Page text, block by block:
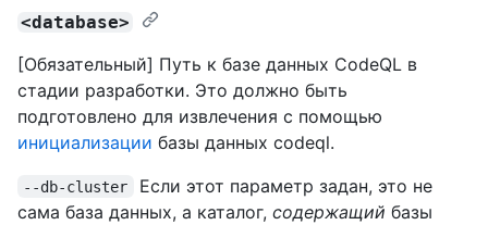
<database>
[Обязательный] Путь к базе данных CodeQL в
стадии разработки. Это должно быть
подготовлено для извлечения с помощью
инициализации базы данных codeql.
--db-cluster
Если этот параметр задан, это не
сама база данных, а каталог, содержащий базы